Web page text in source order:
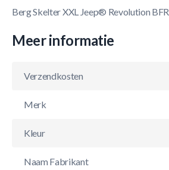
Berg Skelter XXL Jeep® Revolution BFR
Meer informatie
Verzendkosten
Merk
Kleur
Naam Fabrikant